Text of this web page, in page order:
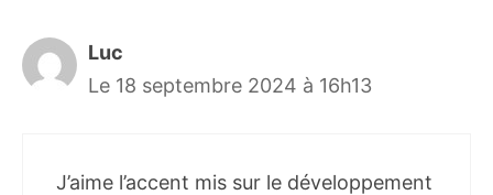
Luc
Le 18 septembre 2024 à 16h13
J’aime l’accent mis sur le développement